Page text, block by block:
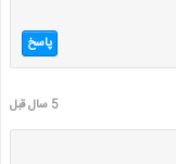
پاسخ
5 سال قبل